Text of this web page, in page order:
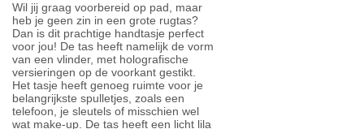
Wil jij graag voorbereid op pad, maar
heb je geen zin in een grote rugtas?
Dan is dit prachtige handtasje perfect
voor jou! De tas heeft namelijk de vorm
van een vlinder, met holografische
versieringen op de voorkant gestikt.
Het tasje heeft genoeg ruimte voor je
belangrijkste spulletjes, zoals een
telefoon, je sleutels of misschien wel
wat make-up. De tas heeft een licht lila